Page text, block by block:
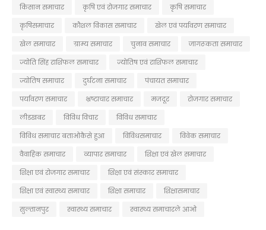
किसान समाचार
कृषि एवं रोजगार समाचार
कृषि समाचार
कृषिसमाचार
कौशल विकास समाचार
खेल एवं पर्यावरण समाचार
खेल समाचार
ग्राम्य समाचार चुनाव समाचार
जागरूकता समाचार
ज्योति सिंह राशिफल समाचार
ज्योतिष एवं राशिफल समाचार
ज्योतिष समाचार
दुर्घटना समाचार
पंचायत समाचार
पर्यावरण समाचार
भ्रष्टाचार समाचार मजदूर
रोजगार समाचार
लीडखबर
विविध विचार
विविध समाचार
विविध समाचार बताओकैसे हुआ
विविधसमाचार
विवेक समाचार
वैवाहिक समाचार
व्यापार समाचार
शिक्षा एवं खेल समाचार
शिक्षा एवं रोजगार समाचार
शिक्षा एवं संस्कार समाचार
शिक्षा एवं स्वास्थ्य समाचार
शिक्षा समाचार
शिक्षासमाचार
सुल्तानपुर
स्वास्थ्य समाचार स्वास्थ्य समाचारले आओ